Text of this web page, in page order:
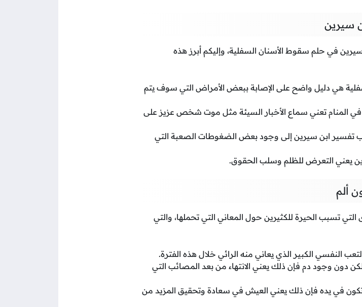
سيرين
في حلم سقوط الأسنان السفلية، وإليكم أبرز هذه
هي دليل واضح على الإصابة ببعض الأمراض التي سوف يتم
المنام تعني سماع الأخبار السيئة مثل موت شخص عزيز على
تفسير ابن سيرين إلى وجود بعض الضغوطات الصعبة التي
يعني التعرض للظلم وسلب الحقوق.
ألم
تسبب الحيرة للكثيرين حول المعاني التي تحملها، والتي
النفسي الكبير الذي يعاني منه الرائي خلال هذه الفترة.
وجود دم فإن ذلك يعني الانتهاء من بعد المصائب التي
تكون في يده فإن ذلك يعني العيش في سعادة وتحقيق المزيد من